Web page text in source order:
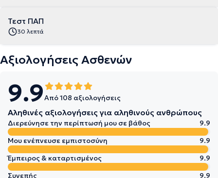
Τεστ ΠΑΠ
30 λεπτά
Αξιολογήσεις Ασθενών
9.9Από 108 αξιολογήσεις
Αληθινές αξιολογήσεις για αληθινούς ανθρώπους
Διερεύνησε την περίπτωσή μου σε βάθος
9.9
Μου ενέπνευσε εμπιστοσύνη
9.9
Έμπειρος & καταρτισμένος
9.9
Συνεπής
9.9